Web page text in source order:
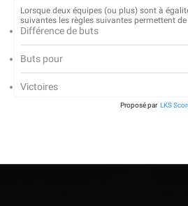
Lorsque deux équipes (ou plus) sont à
suivantes les règles suivantes permettent
Différence de buts
Buts pour
Victoires
Proposé par LKS